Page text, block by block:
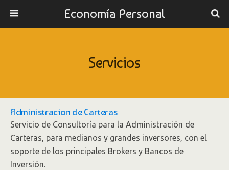
Economía Personal
Servicios
Administracion de Carteras
Servicio de Consultoría para la Administración de
Carteras, para medianos y grandes inversores, con el
soporte de los principales Brokers y Bancos de
Inversión.